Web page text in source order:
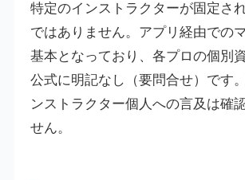
特定のインストラクターが固定さ
ではありません。アプリ経由での
基本となっており、各プロの個別
公式に明記なし（要問合せ）です
ンストラクター個人への言及は確
せん。